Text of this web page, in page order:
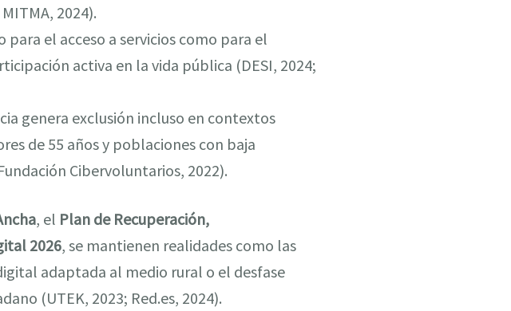
2024).
el acceso a servicios como para el
activa en la vida pública (DESI, 2024;
genera exclusión incluso en contextos
de 55 años y poblaciones con baja
Cibervoluntarios, 2022).
, el Plan de Recuperación,
2026, se mantienen realidades como las
adaptada al medio rural o el desfase
(UTEK, 2023; Red.es, 2024).